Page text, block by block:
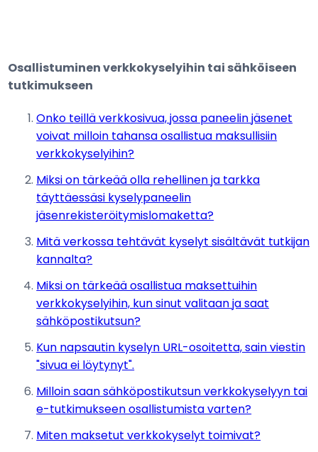
Osallistuminen verkkokyselyihin tai sähköiseen
tutkimukseen
Onko teillä verkkosivua, jossa paneelin jäsenet
voivat milloin tahansa osallistua maksullisiin
verkkokyselyihin?
Miksi on tärkeää olla rehellinen ja tarkka
täyttäessäsi kyselypaneelin
jäsenrekisteröitymislomaketta?
Mitä verkossa tehtävät kyselyt sisältävät tutkijan
kannalta?
Miksi on tärkeää osallistua maksettuihin
verkkokyselyihin, kun sinut valitaan ja saat
sähköpostikutsun?
Kun napsautin kyselyn URL-osoitetta, sain viestin
"sivua ei löytynyt".
Milloin saan sähköpostikutsun verkkokyselyyn tai
e-tutkimukseen osallistumista varten?
Miten maksetut verkkokyselyt toimivat?